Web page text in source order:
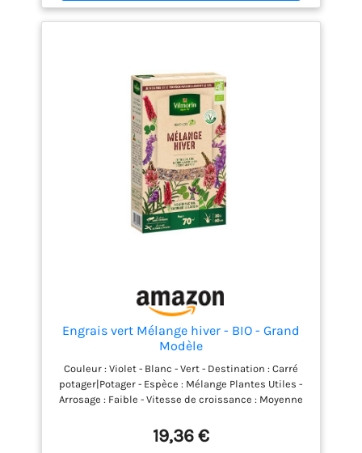
RENDEMENT ÉLEVÉ : Selon le diamètre du pot, cet
engrais spécial pour plantes suffit pour 50 à 150
Engrais vert Mélange hiver - BIO - Grand
Modèle
Couleur : Violet - Blanc - Vert - Destination : Carré
potager|Potager - Espèce : Mélange Plantes Utiles -
Arrosage : Faible - Vitesse de croissance : Moyenne
15°C - Levée : 10 jours - Exposition : Soleil - Mois de
semis : Avril|Mai|Juin - Mois de récolte/floraison :
19,36 €